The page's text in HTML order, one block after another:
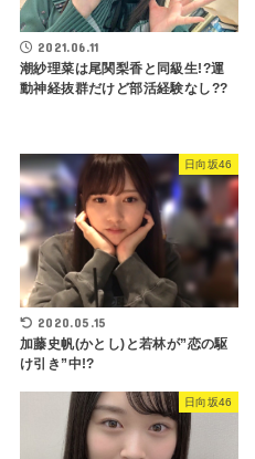
2021.06.11
潮紗理菜は尾関梨香と同級生!?運
動神経抜群だけど部活経験なし??
日向坂46
2020.05.15
加藤史帆(かとし)と若林が”恋の駆
け引き”中!?
日向坂46